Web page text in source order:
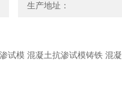
生产地址：
试模 混凝土抗渗试模铸铁 混凝